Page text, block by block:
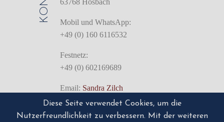
63768 Hösbach
Mobil und WhatsApp:
+49 (0) 160 6116532
Festnetz:
+49 (0) 602169689
Email: Sandra Zilch
Impressum/Disclaimer
Diese Seite verwendet Cookies, um die
Nutzerfreundlichkeit zu verbessern. Mit der weiteren